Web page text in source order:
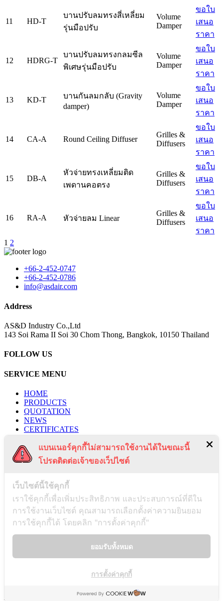
11 HD-T
บานปรับลมทรงสี่เหลี่ยม
รุ่นมือปรับ
Volume
Damper
ขอใบ
เสนอ
ราคา
12 HDRG-T
บานปรับลมทรงกลมซีล
พิเศษรุ่นมือปรับ
Volume
Damper
ขอใบ
เสนอ
ราคา
13 KD-T
บานกันลมกลับ (Gravity
damper)
Volume
Damper
ขอใบ
เสนอ
ราคา
14 CA-A Round Ceiling Diffuser
Grilles &
Diffusers
ขอใบ
เสนอ
ราคา
15 DB-A
หัวจ่ายทรงเหลี่ยมติด
เพดานคอตรง
Grilles &
Diffusers
ขอใบ
เสนอ
ราคา
16 RA-A หัวจ่ายลม Linear
Grilles &
Diffusers
ขอใบ
เสนอ
ราคา
1 2
+66-2-452-0747
+66-2-452-0786
info@asdair.com
Address
AS&D Industry Co.,Ltd
143 Soi Rama II Soi 30 Chom Thong, Bangkok, 10150 Thailand
FOLLOW US
SERVICE MENU
HOME
PRODUCTS
QUOTATION
NEWS
CERTIFICATES
CONTACT US
PRIVACY POLICY
TERMS & CONDITIONS
RECENT POSTS
Payment Notification
AS & D INDUSTRY Co., LTD. @2021. All right reserved
แบนเนอร์คุกกี้ไม่สามารถใช้งานได้ในขณะนี้
โปรดติดต่อเจ้าของเว็ปไซต์
เว็บไซต์นี้ใช้คุกกี้
เราใช้คุกกี้เพื่อเพิ่มประสิทธิภาพ และประสบการณ์ที่ดีใน
การใช้งานเว็บไซต์ คุณสามารถเลือกตั้งค่าความยินยอม
การใช้คุกกี้ได้ โดยคลิก "การตั้งค่าคุกกี้"
ยอมรับทั้งหมด
การตั้งค่าคุกกี้